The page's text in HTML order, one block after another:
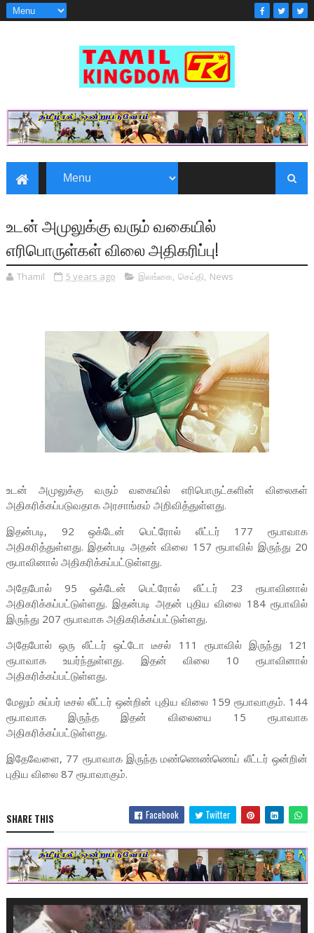
உடன் அமுலுக்கு வரும் வகையில்
எரிபொருள்கள் விலை அதிகரிப்பு!
Thamil 5 years ago இலங்கை, செய்தி, News
உடன் அமுலுக்கு வரும் வகையில் எரிபொருட்களின் விலைகள்
அதிகரிக்கப்படுவதாக அரசாங்கம் அறிவித்துள்ளது.
இதன்படி, 92 ஒக்டேன் பெட்ரோல் லீட்டர் 177 ரூபாவாக
அதிகரித்துள்ளது. இதன்படி அதன் விலை 157 ரூபாவில் இருந்து 20
ரூபாவினால் அதிகரிக்கப்பட்டுள்ளது.
அதேபோல் 95 ஒக்டேன் பெட்ரோல் லீட்டர் 23 ரூபாவினால்
அதிகரிக்கப்பட்டுள்ளது. இதன்படி அதன் புதிய விலை 184 ரூபாவில்
இருந்து 207 ரூபாவாக அதிகரிக்கப்பட்டுள்ளது.
அதேபோல் ஒரு லீட்டர் ஒட்டோ டீசல் 111 ரூபாவில் இருந்து 121
ரூபாவாக உயர்ந்துள்ளது. இதன் விலை 10 ரூபாவினால்
அதிகரிக்கப்பட்டுள்ளது.
மேலும் சுப்பர் டீசல் லீட்டர் ஒன்றின் புதிய விலை 159 ரூபாவாகும். 144
ரூபாவாக இருந்த இதன் விலையை 15 ரூபாவாக
அதிகரிக்கப்பட்டுள்ளது.
இதேவேளை, 77 ரூபாவாக இருந்த மண்ணெண்ணெய் லீட்டர் ஒன்றின்
புதிய விலை 87 ரூபாவாகும்.
SHARE THIS Facebook Twitter